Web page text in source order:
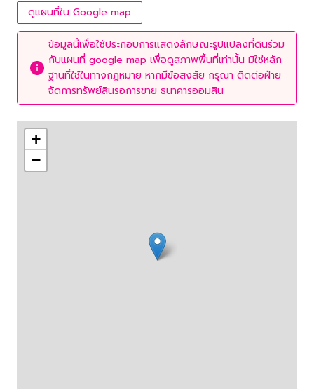
ดูแผนที่ใน Google map
ข้อมูลนี้เพื่อใช้ประกอบการแสดงลักษณะรูปแปลงที่ดินร่วม
กับแผนที่ google map เพื่อดูสภาพพื้นที่เท่านั้น มิใช่หลัก
ฐานที่ใช้ในทางกฎหมาย หากมีข้อสงสัย กรุณา ติดต่อฝ่าย
จัดการทรัพย์สินรอการขาย ธนาคารออมสิน
+
−